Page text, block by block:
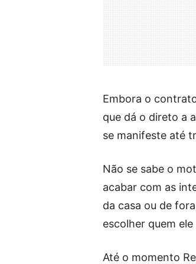
Embora o
que dá o direto a
se manifeste até
Não se sabe o
acabar com as
da casa ou de
escolher quem ele
Até o momento